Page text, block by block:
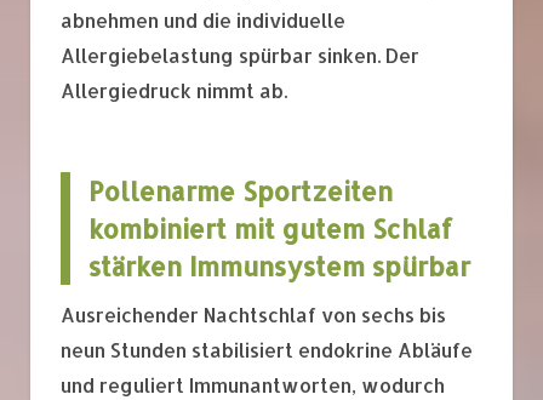
abnehmen und die individuelle
Allergiebelastung spürbar sinken. Der
Allergiedruck nimmt ab.
Pollenarme Sportzeiten
kombiniert mit gutem Schlaf
stärken Immunsystem spürbar
Ausreichender Nachtschlaf von sechs bis
neun Stunden stabilisiert endokrine Abläufe
und reguliert Immunantworten, wodurch